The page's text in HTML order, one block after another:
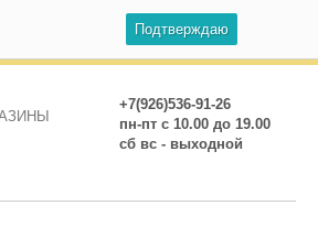
Подтверждаю
+7(926)536-91-26
пн-пт с 10.00 до 19.00
сб вс - выходной